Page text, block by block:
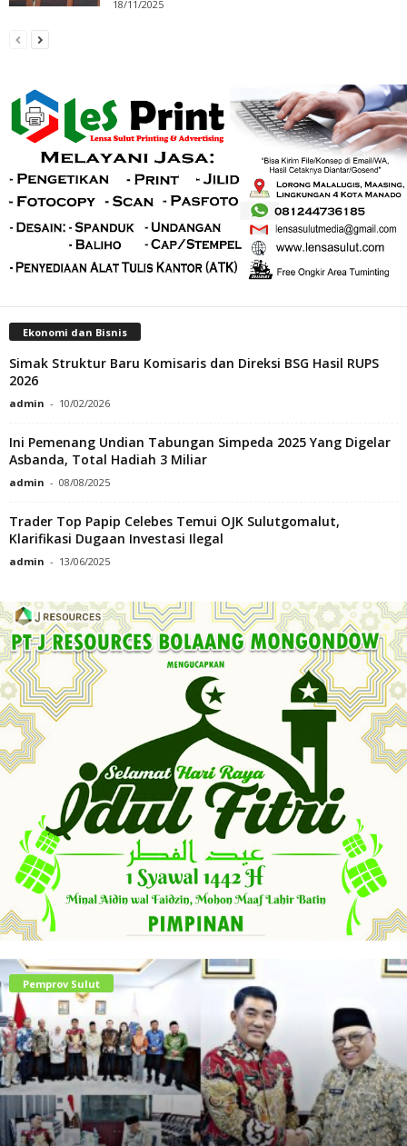
18/11/2025
Ekonomi dan Bisnis
Simak Struktur Baru Komisaris dan Direksi BSG Hasil RUPS
2026
admin - 10/02/2026
Ini Pemenang Undian Tabungan Simpeda 2025 Yang Digelar
Asbanda, Total Hadiah 3 Miliar
admin - 08/08/2025
Trader Top Papip Celebes Temui OJK Sulutgomalut,
Klarifikasi Dugaan Investasi Ilegal
admin - 13/06/2025
Pemprov Sulut